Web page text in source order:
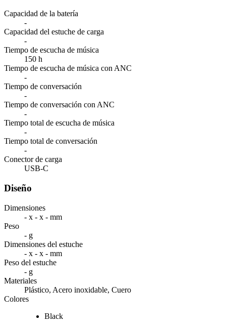
Capacidad de la batería
-
Capacidad del estuche de carga
-
Tiempo de escucha de música
150 h
Tiempo de escucha de música con ANC
-
Tiempo de conversación
-
Tiempo de conversación con ANC
-
Tiempo total de escucha de música
-
Tiempo total de conversación
-
Conector de carga
USB-C
Diseño
Dimensiones
- x - x - mm
Peso
- g
Dimensiones del estuche
- x - x - mm
Peso del estuche
- g
Materiales
Plástico, Acero inoxidable, Cuero
Colores
Black